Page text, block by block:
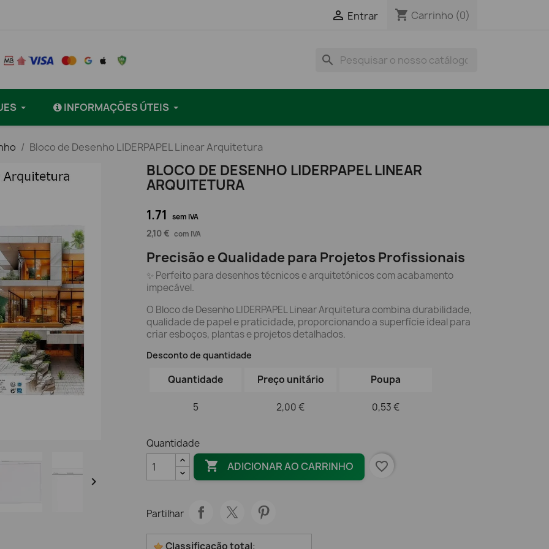
 Entrar shopping_cart Carrinho (0)
search
INFORMAÇÕES ÚTEIS
Bloco de Desenho LIDERPAPEL Linear Arquitetura

BLOCO DE DESENHO LIDERPAPEL LINEAR
ARQUITETURA
1.71 sem IVA
2,10 € com IVA
Precisão e Qualidade para Projetos Profissionais
✨ Perfeito para desenhos técnicos e arquitetónicos com acabamento
impecável.
O Bloco de Desenho LIDERPAPEL Linear Arquitetura combina durabilidade,
qualidade de papel e praticidade, proporcionando a superfície ideal para
criar esboços, plantas e projetos detalhados.
Desconto de quantidade
Quantidade Preço unitário Poupa
5 2,00 € 0,53 €
Quantidade
 ADICIONAR AO CARRINHO favorite_border
Partilhar
Classificação total: